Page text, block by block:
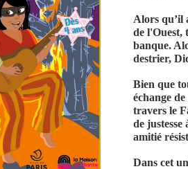
Alors qu’il
de l'Ouest,
banque.
destrier,
Bien que
échange
travers le
de
amitié
Dans cet